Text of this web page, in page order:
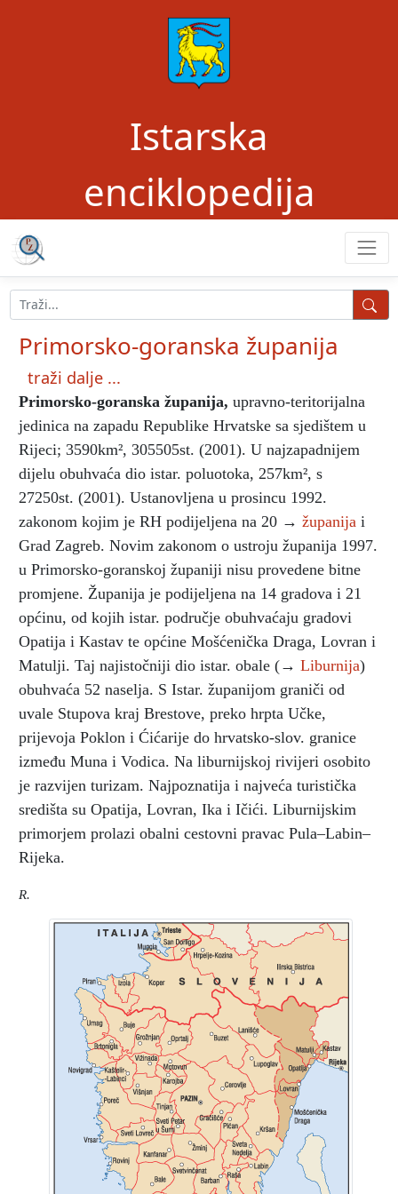
Istarska
enciklopedija
Primorsko-goranska županija
traži dalje ...
Primorsko-goranska županija, upravno-teritorijalna
jedinica na zapadu Republike Hrvatske sa sjedištem u
Rijeci; 3590km², 305505st. (2001). U najzapadnijem
dijelu obuhvaća dio istar. poluotoka, 257km², s
27250st. (2001). Ustanovljena u prosincu 1992.
zakonom kojim je RH podijeljena na 20 → županija i
Grad Zagreb. Novim zakonom o ustroju županija 1997.
u Primorsko-goranskoj županiji nisu provedene bitne
promjene. Županija je podijeljena na 14 gradova i 21
općinu, od kojih istar. područje obuhvaćaju gradovi
Opatija i Kastav te općine Mošćenička Draga, Lovran i
Matulji. Taj najistočniji dio istar. obale (→ Liburnija)
obuhvaća 52 naselja. S Istar. županijom graniči od
uvale Stupova kraj Brestove, preko hrpta Učke,
prijevoja Poklon i Ćićarije do hrvatsko-slov. granice
između Muna i Vodica. Na liburnijskoj rivijeri osobito
je razvijen turizam. Najpoznatija i najveća turistička
središta su Opatija, Lovran, Ika i Ičići. Liburnijskim
primorjem prolazi obalni cestovni pravac Pula–Labin–
Rijeka.
R.